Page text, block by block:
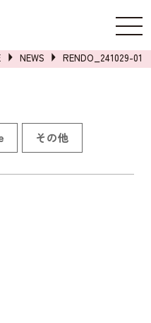
ちら
NEWS RENDO_241029-01
その他